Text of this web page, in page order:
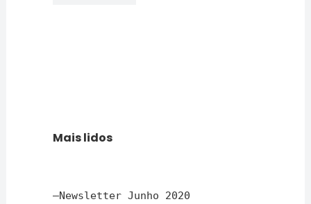
Mais lidos
–Newsletter Junho 2020